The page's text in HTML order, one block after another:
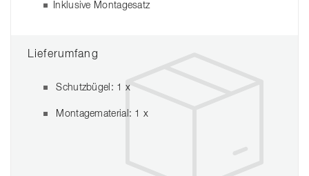
Inklusive Montagesatz
Lieferumfang
Schutzbügel: 1 x
Montagematerial: 1 x